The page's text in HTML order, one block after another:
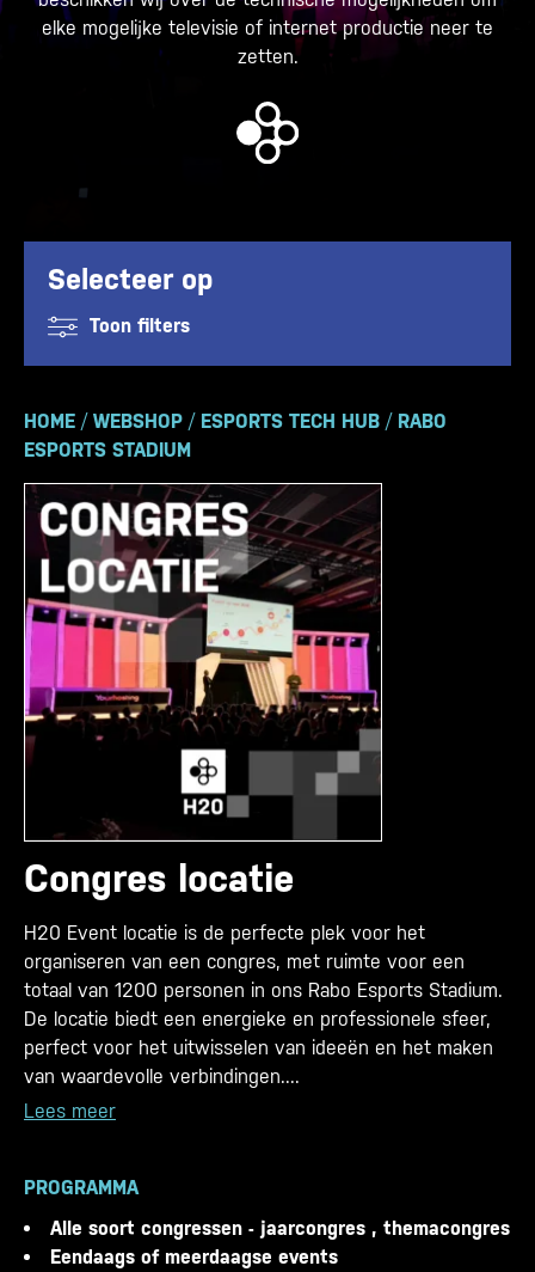
elke mogelijke televisie of internet productie neer te
zetten.
Selecteer op
Toon filters
HOME / WEBSHOP / ESPORTS TECH HUB / RABO
ESPORTS STADIUM
Congres locatie
H20 Event locatie is de perfecte plek voor het
organiseren van een congres, met ruimte voor een
totaal van 1200 personen in ons Rabo Esports Stadium.
De locatie biedt een energieke en professionele sfeer,
perfect voor het uitwisselen van ideeën en het maken
van waardevolle verbindingen....
Lees meer
PROGRAMMA
Alle soort congressen - jaarcongres , themacongres
Eendaags of meerdaagse events